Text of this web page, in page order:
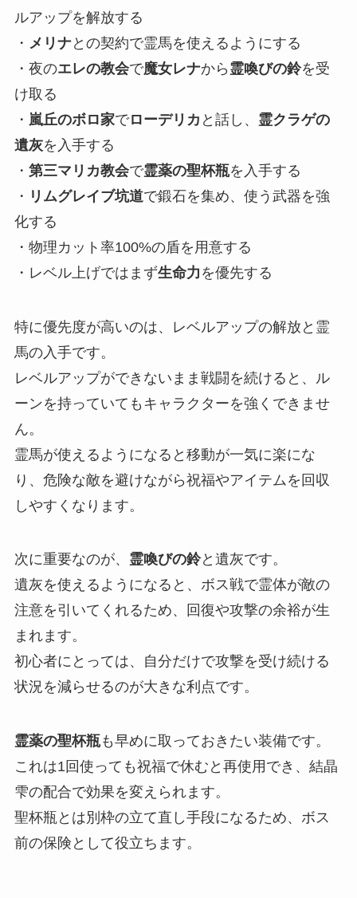
ルアップを解放する
・ メリナとの契約で霊馬を使えるようにする
・夜のエレの教会で魔女レナから 霊喚びの鈴を受
け取る
・ 嵐丘のボロ家でローデリカ と話し、 霊クラゲの
遺灰を入手する
・ 第三マリカ教会で霊薬の聖杯瓶を入手する
・ リムグレイブ坑道で鍛石を集め、使う武器を強
化する
・物理カット率100%の盾を用意する
・レベル上げではまず生命力 を優先する
特に優先度が高いのは、レベルアップの解放と霊
馬の入手です。
レベルアップができないまま戦闘を続けると、ル
ーンを持っていてもキャラクターを強くできませ
ん。
霊馬が使えるようになると移動が一気に楽にな
り、危険な敵を避けながら祝福やアイテムを回収
しやすくなります。
次に重要なのが、 霊喚びの鈴と遺灰です。
遺灰を使えるようになると、ボス戦で霊体が敵の
注意を引いてくれるため、回復や攻撃の余裕が生
まれます。
初心者にとっては、自分だけで攻撃を受け続ける
状況を減らせるのが大きな利点です。
霊薬の聖杯瓶も早めに取っておきたい装備です。
これは1回使っても祝福で休むと再使用でき、結晶
雫の配合で効果を変えられます。
聖杯瓶とは別枠の立て直し手段になるため、ボス
前の保険として役立ちます。